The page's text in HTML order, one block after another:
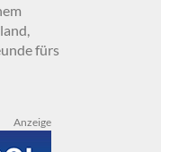
fürs
Anzeige